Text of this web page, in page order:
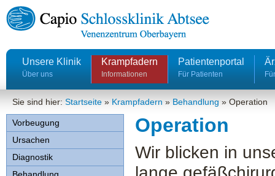
Unsere Klinik
Über uns
Krampfadern
Informationen
Patientenportal
Für Patienten
Sie sind hier: Startseite » Krampfadern » Behandlung » Operation
Vorbeugung
Ursachen
Diagnostik
Operation
Wir blicken in